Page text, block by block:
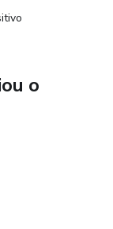
o